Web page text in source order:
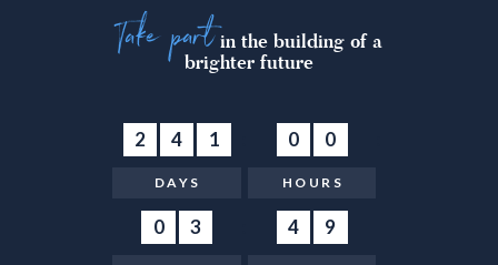
Take partin the building of a
brighter future
2 4 1
DAYS
0 0
HOURS
0 3 4 9